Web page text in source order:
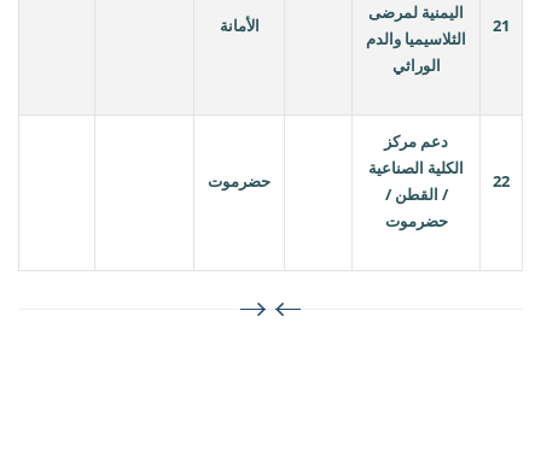
21
اليمنية لمرضى
الثلاسيميا والدم
الوراثي
الأمانة
22
دعم مركز
الكلية الصناعية
/ القطن /
حضرموت
حضرموت